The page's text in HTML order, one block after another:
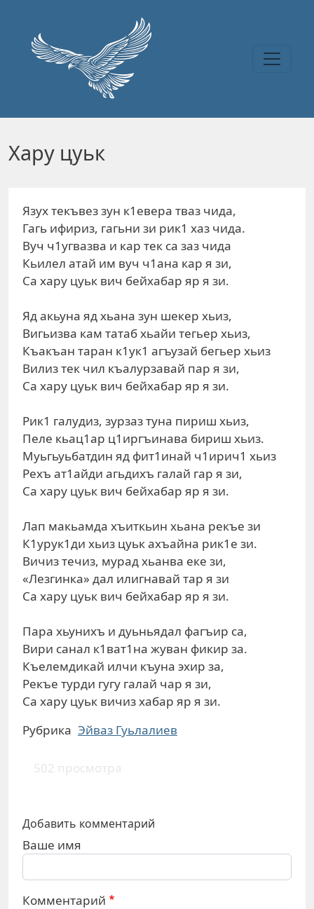
Хару цуьк
Язух текъвез зун к1евера тваз чида,
Гагь ифириз, гагьни зи рик1 хаз чида.
Вуч ч1угвазва и кар тек са заз чида
Кьилел атай им вуч ч1ана кар я зи,
Са хару цуьк вич бейхабар яр я зи.
Яд акьуна яд хьана зун шекер хьиз,
Вигьизва кам татаб хьайи тегьер хьиз,
Къакъан таран к1ук1 агъузай бегьер хьиз
Вилиз тек чил къалурзавай пар я зи,
Са хару цуьк вич бейхабар яр я зи.
Рик1 галудиз, зурзаз туна пириш хьиз,
Пеле кьац1ар ц1иргъинава бириш хьиз.
Муьгьуьбатдин яд фит1инай ч1ирич1 хьиз
Рехъ ат1айди агьдихъ галай гар я зи,
Са хару цуьк вич бейхабар яр я зи.
Лап макьамда хъиткьин хьана рекъе зи
К1урук1ди хьиз цуьк ахъайна рик1е зи.
Вичиз течиз, мурад хьанва еке зи,
«Лезгинка» дал илигнавай тар я зи
Са хару цуьк вич бейхабар яр я зи.
Пара хьунихъ и дуьньядал фагъир са,
Вири санал к1ват1на жуван фикир за.
Къелемдикай илчи къуна эхир за,
Рекъе турди гугу галай чар я зи,
Са хару цуьк вичиз хабар яр я зи.
Рубрика Эйваз Гуьлалиев
502 просмотра
Добавить комментарий
Ваше имя
Комментарий